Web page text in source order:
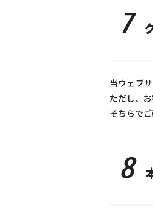
7
当ウェブ
ただし、
そちらでご
8